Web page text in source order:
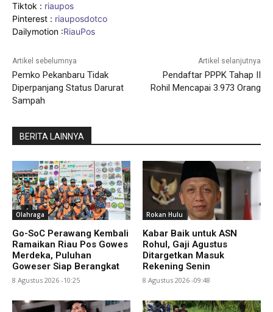
Tiktok : riaupos
Pinterest : riauposdotco
Dailymotion :RiauPos
Artikel sebelumnya
Pemko Pekanbaru Tidak
Diperpanjang Status Darurat
Sampah
Artikel selanjutnya
Pendaftar PPPK Tahap II
Rohil Mencapai 3.973 Orang
BERITA LAINNYA
Olahraga
Go-SoC Perawang Kembali
Ramaikan Riau Pos Gowes
Merdeka, Puluhan
Goweser Siap Berangkat
8 Agustus 2026 -10:25
Rokan Hulu
Kabar Baik untuk ASN
Rohul, Gaji Agustus
Ditargetkan Masuk
Rekening Senin
8 Agustus 2026 -09:48